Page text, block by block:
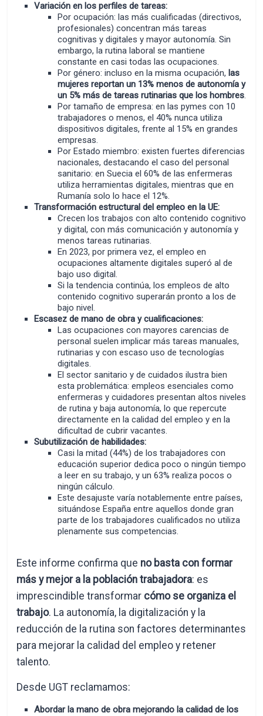
Variación en los perfiles de tareas:
Por ocupación: las más cualificadas (directivos,
profesionales) concentran más tareas
cognitivas y digitales y mayor autonomía. Sin
embargo, la rutina laboral se mantiene
constante en casi todas las ocupaciones.
Por género: incluso en la misma ocupación, las
mujeres reportan un 13% menos de autonomía y
un 5% más de tareas rutinarias que los hombres.
Por tamaño de empresa: en las pymes con 10
trabajadores o menos, el 40% nunca utiliza
dispositivos digitales, frente al 15% en grandes
empresas.
Por Estado miembro: existen fuertes diferencias
nacionales, destacando el caso del personal
sanitario: en Suecia el 60% de las enfermeras
utiliza herramientas digitales, mientras que en
Rumanía solo lo hace el 12%.
Transformación estructural del empleo en la UE:
Crecen los trabajos con alto contenido cognitivo
y digital, con más comunicación y autonomía y
menos tareas rutinarias.
En 2023, por primera vez, el empleo en
ocupaciones altamente digitales superó al de
bajo uso digital.
Si la tendencia continúa, los empleos de alto
contenido cognitivo superarán pronto a los de
bajo nivel.
Escasez de mano de obra y cualificaciones:
Las ocupaciones con mayores carencias de
personal suelen implicar más tareas manuales,
rutinarias y con escaso uso de tecnologías
digitales.
El sector sanitario y de cuidados ilustra bien
esta problemática: empleos esenciales como
enfermeras y cuidadores presentan altos niveles
de rutina y baja autonomía, lo que repercute
directamente en la calidad del empleo y en la
dificultad de cubrir vacantes.
Subutilización de habilidades:
Casi la mitad (44%) de los trabajadores con
educación superior dedica poco o ningún tiempo
a leer en su trabajo, y un 63% realiza pocos o
ningún cálculo.
Este desajuste varía notablemente entre países,
situándose España entre aquellos donde gran
parte de los trabajadores cualificados no utiliza
plenamente sus competencias.
Este informe confirma que no basta con formar
más y mejor a la población trabajadora: es
imprescindible transformar cómo se organiza el
trabajo. La autonomía, la digitalización y la
reducción de la rutina son factores determinantes
para mejorar la calidad del empleo y retener
talento.
Desde UGT reclamamos:
Abordar la mano de obra mejorando la calidad de los